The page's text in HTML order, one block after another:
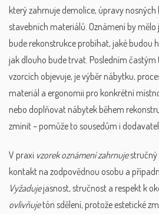
který zahrnuje demolice, úpravy
stavebních materiálů . Oznámení by
bude rekonstrukce probíhat, jaké budou
jak dlouho bude trvat. Posledním častým
vzorcích objevuje, jevýběr nábytku,
materiál a ergonomii pro konkrétní
nebo doplňovat nábytek během
zmínit – pomůže to sousedům i
V praxi vzorek oznámení zahrnujestručný
kontakt na zodpovědnou osobu a
Vyžadujejasnost, stručnost a respekt k
ovlivňujetón sdělení, protože estetické